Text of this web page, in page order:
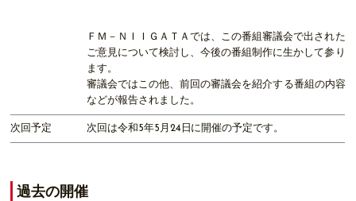
ＦＭ－ＮＩＩＧＡＴＡでは、この番組審議会で出された
ご意見について検討し、今後の番組制作に生かして参り
ます。
審議会ではこの他、前回の審議会を紹介する番組の内容
などが報告されました。
次回予定 次回は令和5年5月24日に開催の予定です。
過去の開催